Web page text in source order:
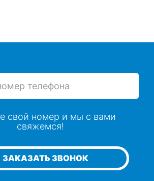
ЗАКАЗАТЬ ЗВОНОК
свой номер и мы с вами
свяжемся!